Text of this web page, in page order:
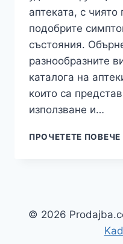
аптеката, с
подобрите
състояния.
разнообразните
каталога на
които са
използване и…
ПРОЧЕТЕТЕ ПОВЕЧЕ
© 2026